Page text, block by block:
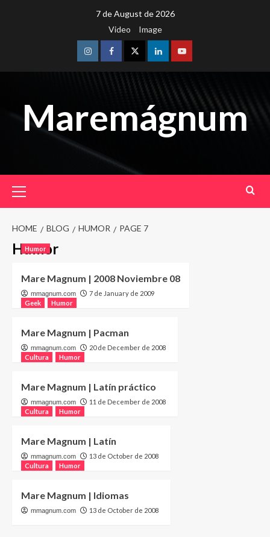
7 de August de 2026
Video
Image
InstagramFacebookTwitterLinkedinYoutube
Maremágnum
Menu
HOME BLOG HUMOR PAGE 7
Humor
Humor
Mare Magnum | 2008 Noviembre 08
mmagnum.com
7 de January de 2009
Geek
Humor
Mare Magnum | Pacman
mmagnum.com
20 de December de 2008
Cultura
Humor
Mare Magnum | Latín práctico
mmagnum.com
11 de December de 2008
Cultura
Humor
Mare Magnum | Latín
mmagnum.com
13 de October de 2008
Cultura
Humor
Mare Magnum | Idiomas
mmagnum.com 13 de October de 2008